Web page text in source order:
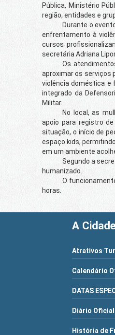
Pública, Ministério
região, entidades e
Durante o evento, o
enfrentamento à
cursos
secretária Adriana
Os atendimentos
aproximar os serviços
violência doméstica e
integrado da
Militar.
No local, as
apoio para registro
situação, o início de
espaço kids,
em um ambiente
Segundo a
humanizado.
O funcionamento
horas.
A
Atrativos
Calendário
DATAS
Diário Oficial
História de